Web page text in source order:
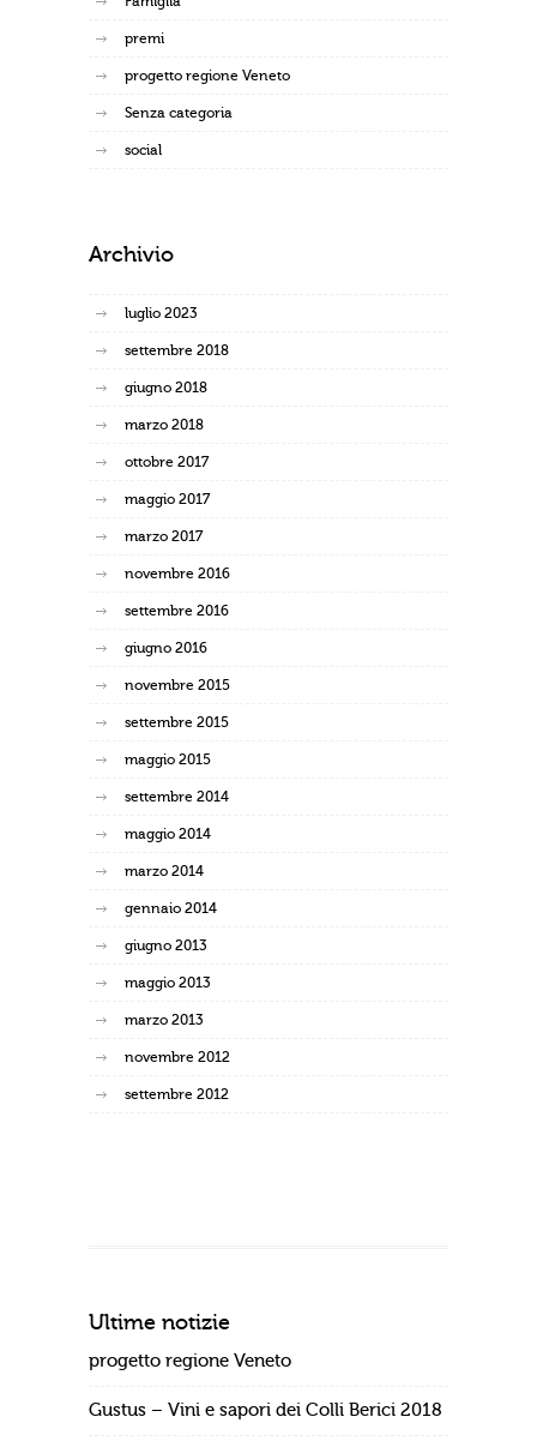
premi
progetto regione Veneto
Senza categoria
social
Archivio
luglio 2023
settembre 2018
giugno 2018
marzo 2018
ottobre 2017
maggio 2017
marzo 2017
novembre 2016
settembre 2016
giugno 2016
novembre 2015
settembre 2015
maggio 2015
settembre 2014
maggio 2014
marzo 2014
gennaio 2014
giugno 2013
maggio 2013
marzo 2013
novembre 2012
settembre 2012
Ultime notizie
progetto regione Veneto
Gustus – Vini e sapori dei Colli Berici 2018